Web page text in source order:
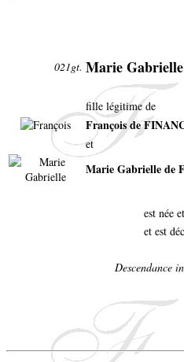
021gt. Marie
fille légitime de
François de
et
Marie Gabrielle de
est née
et est
Descendance